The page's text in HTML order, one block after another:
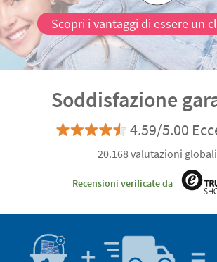
Scopri i vantaggi di essere un
Soddisfazione
4.59/5.00
20.168 valutazioni globali
Recensioni verificate da